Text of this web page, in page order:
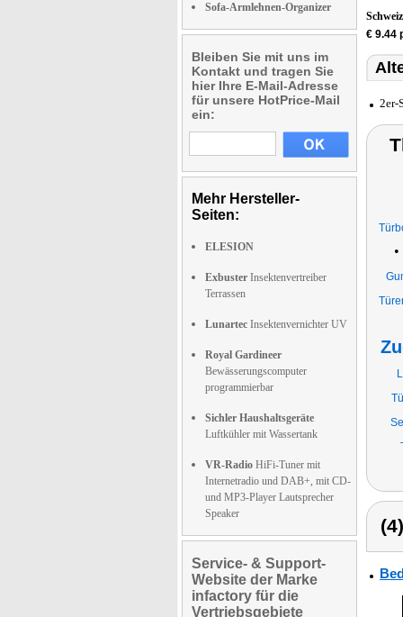
Sofa-Armlehnen-Organizer
Bleiben Sie mit uns im
Kontakt und tragen Sie
hier Ihre E-Mail-Adresse
für unsere HotPrice-Mail
ein:
Mehr Hersteller-
Seiten:
ELESION
Exbuster Insektenvertreiber
Terrassen
Lunartec Insektenvernichter UV
Royal Gardineer
Bewässerungscomputer
programmierbar
Sichler Haushaltsgeräte
Luftkühler mit Wassertank
VR-Radio HiFi-Tuner mit
Internetradio und DAB+, mit CD-
und MP3-Player Lautsprecher
Speaker
Service- & Support-
Website der Marke
infactory für die
Vertriebsgebiete
€ 9.44
2er-
•